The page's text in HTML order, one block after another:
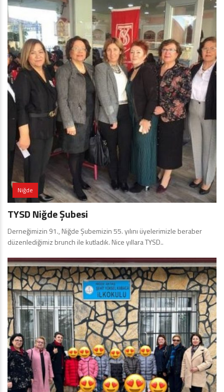
Niğde
TYSD Niğde Şubesi
Derneğimizin 91., Niğde Şubemizin 55. yılını üyelerimizle beraber
düzenlediğimiz brunch ile kutladık. Nice yıllara TYSD..